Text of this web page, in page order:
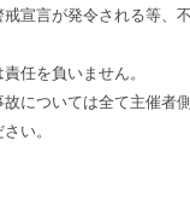
宣言が発令される等
任を負いません。
については全て主催者
い。